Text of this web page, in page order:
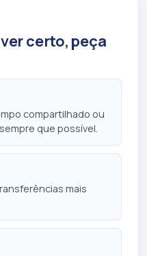
certo, peça
compartilhado ou
que possível.
mais